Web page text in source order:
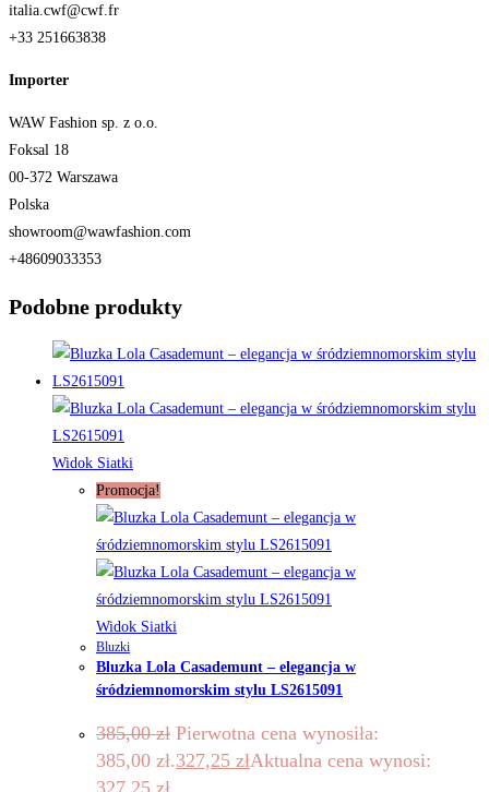
italia.cwf@cwf.fr
+33 251663838
Importer
WAW Fashion sp. z o.o.
Foksal 18
00-372 Warszawa
Polska
showroom@wawfashion.com
+48609033353
Podobne produkty
Widok Siatki
Promocja!
Widok Siatki
Bluzki
Bluzka Lola Casademunt – elegancja w
śródziemnomorskim stylu LS2615091
385,00zł Pierwotna cena wynosiła:
385,00 zł.327,25 złAktualna cena wynosi: